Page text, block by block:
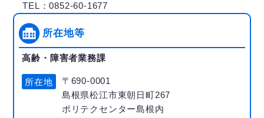
TEL：0852-60-1677
所在地等
高齢・障害者業務課
所在地
〒690-0001
島根県松江市東朝日町267
ポリテクセンター島根内